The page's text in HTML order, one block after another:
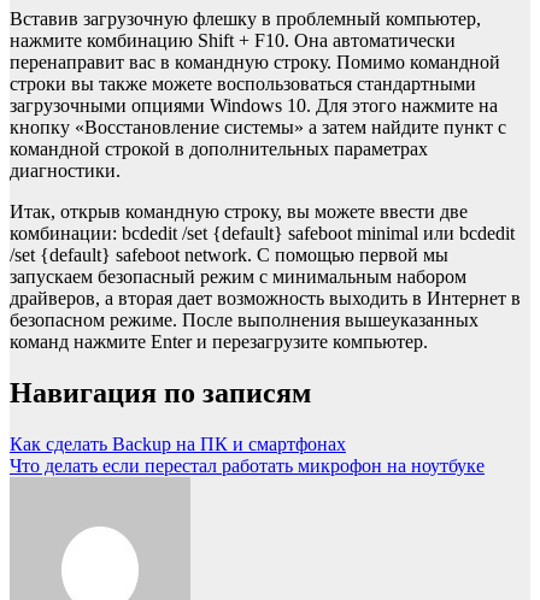
Вставив загрузочную флешку в проблемный компьютер,
нажмите комбинацию Shift + F10. Она автоматически
перенаправит вас в командную строку. Помимо командной
строки вы также можете воспользоваться стандартными
загрузочными опциями Windows 10. Для этого нажмите на
кнопку «Восстановление системы» а затем найдите пункт с
командной строкой в дополнительных параметрах
диагностики.
Итак, открыв командную строку, вы можете ввести две
комбинации: bcdedit /set {default} safeboot minimal или bcdedit
/set {default} safeboot network. С помощью первой мы
запускаем безопасный режим с минимальным набором
драйверов, а вторая дает возможность выходить в Интернет в
безопасном режиме. После выполнения вышеуказанных
команд нажмите Enter и перезагрузите компьютер.
Навигация по записям
Как сделать Backup на ПК и смартфонах
Что делать если перестал работать микрофон на ноутбуке